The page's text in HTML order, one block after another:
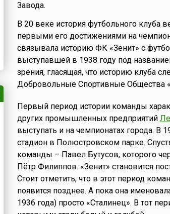
Завода.
В 20 веке история футбольного клуба
первыми его достижениями на
связывала историю ФК «Зенит» с
выступавшей в 1938 году под
зрения, гласящая, что историю клуба
Добровольные Спортивные Общества
Первый период истории команды
других промышленных предприятий
выступать и на чемпионатах города. В
стадион в Полюстровском парке.
команды – Павел Бутусов, которого
Пётр Филиппов. «Зенит» становится
Стоит отметить, что в этот период
появится позднее. А пока она
1936 года) просто «Сталинец». В тот